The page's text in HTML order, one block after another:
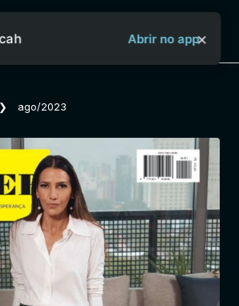
Sobre o Aya Bancah
Revistas
Jornais
Abrir no app×
❯ ago/2023